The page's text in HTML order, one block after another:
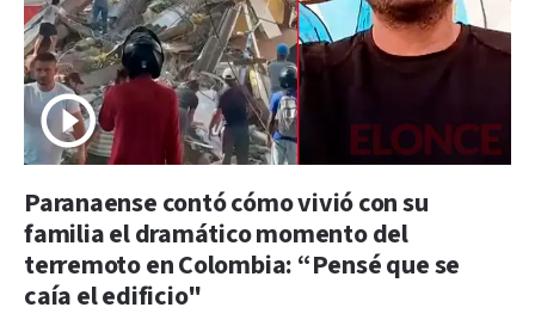
Paranaense contó cómo vivió con su
familia el dramático momento del
terremoto en Colombia: “Pensé que se
caía el edificio"